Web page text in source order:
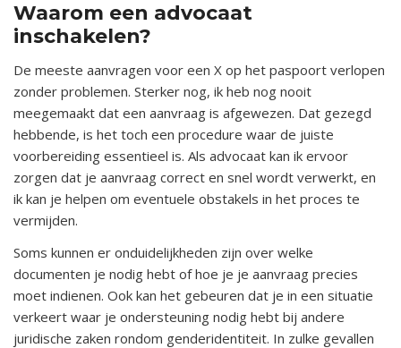
Waarom een advocaat
inschakelen?
De meeste aanvragen voor een X op het paspoort verlopen
zonder problemen. Sterker nog, ik heb nog nooit
meegemaakt dat een aanvraag is afgewezen. Dat gezegd
hebbende, is het toch een procedure waar de juiste
voorbereiding essentieel is. Als advocaat kan ik ervoor
zorgen dat je aanvraag correct en snel wordt verwerkt, en
ik kan je helpen om eventuele obstakels in het proces te
vermijden.
Soms kunnen er onduidelijkheden zijn over welke
documenten je nodig hebt of hoe je je aanvraag precies
moet indienen. Ook kan het gebeuren dat je in een situatie
verkeert waar je ondersteuning nodig hebt bij andere
juridische zaken rondom genderidentiteit. In zulke gevallen